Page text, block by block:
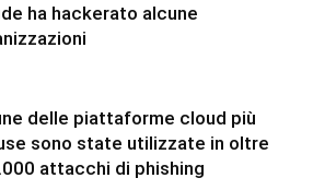
ha hackerato alcune
delle piattaforme cloud più
sono state utilizzate in oltre
attacchi di phishing